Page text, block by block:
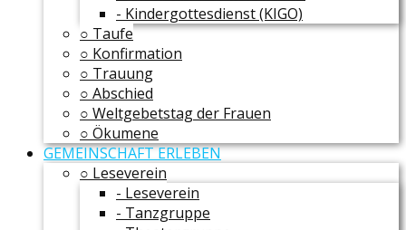
- Kindergottesdienst (KIGO)
○ Taufe
○ Konfirmation
○ Trauung
○ Abschied
○ Weltgebetstag der Frauen
○ Ökumene
GEMEINSCHAFT ERLEBEN
○ Leseverein
- Leseverein
- Tanzgruppe